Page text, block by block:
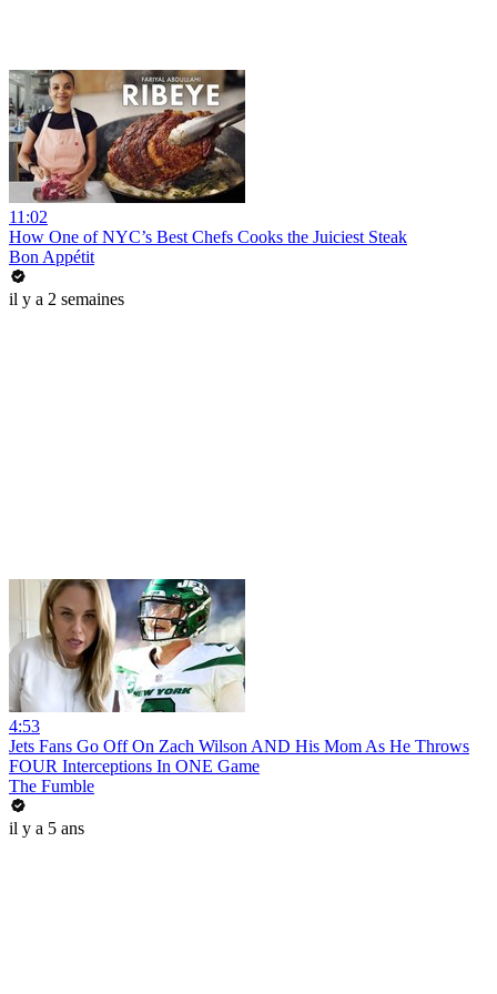
11:02
How One of NYC’s Best Chefs Cooks the Juiciest Steak
Bon Appétit
il y a 2 semaines
4:53
Jets Fans Go Off On Zach Wilson AND His Mom As He Throws
FOUR Interceptions In ONE Game
The Fumble
il y a 5 ans